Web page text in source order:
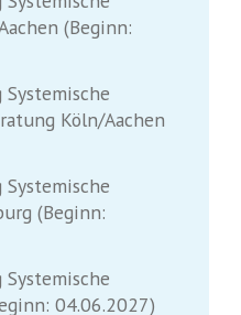
(Beginn:
Köln/Aachen
(Beginn:
04.06.2027)